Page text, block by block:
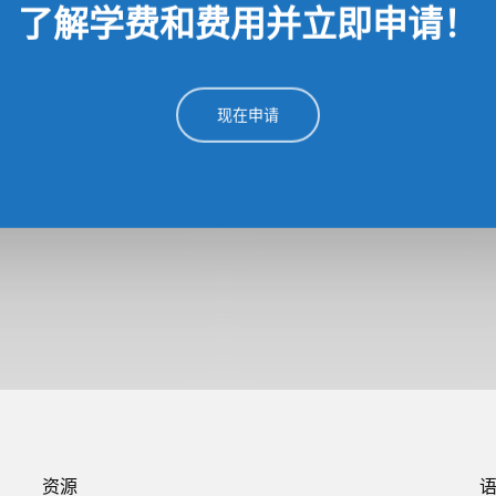
了解学费和费用并立即申请！
现在申请
资源